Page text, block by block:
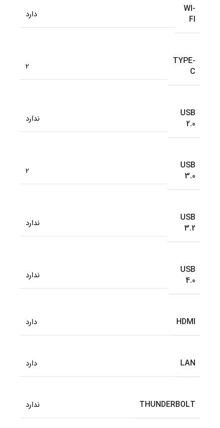
WI-
FI
دارد
TYPE-
C
2
USB
2.0
ندارد
USB
3.0
2
USB
3.2
ندارد
USB
4.0
ندارد
HDMI دارد
LAN دارد
THUNDERBOLT ندارد